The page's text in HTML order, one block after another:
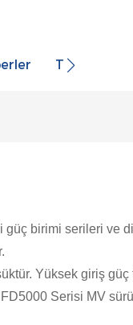
Temas
birimi serileri ve
Yüksek giriş güç
Serisi MV